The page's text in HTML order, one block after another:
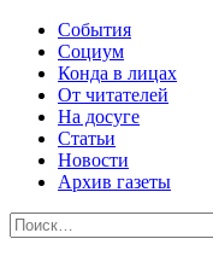
События
Социум
Конда в лицах
От читателей
На досуге
Статьи
Новости
Архив газеты
Найти: